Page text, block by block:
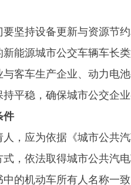
坚持设备更新与资源节
能源城市公交车辆车长
客车生产企业、动力电
平稳，确保城市公交企
件
人，应为依据《城市公共
，依法取得城市公共汽
的机动车所有人名称一